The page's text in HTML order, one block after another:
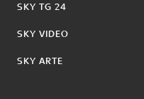
SKY TG 24
SKY VIDEO
SKY ARTE